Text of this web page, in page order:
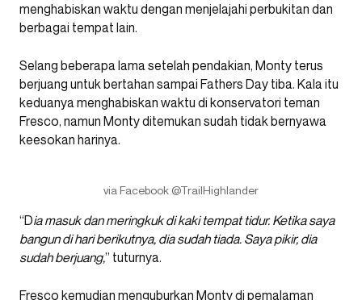
menghabiskan waktu dengan menjelajahi perbukitan dan
berbagai tempat lain.
Selang beberapa lama setelah pendakian, Monty terus
berjuang untuk bertahan sampai Fathers Day tiba. Kala itu
keduanya menghabiskan waktu di konservatori teman
Fresco, namun Monty ditemukan sudah tidak bernyawa
keesokan harinya.
via Facebook @TrailHighlander
“Dia masuk dan meringkuk di kaki tempat tidur. Ketika saya
bangun di hari berikutnya, dia sudah tiada. Saya pikir, dia
sudah berjuang,” tuturnya.
Fresco kemudian menguburkan Monty di pemalaman